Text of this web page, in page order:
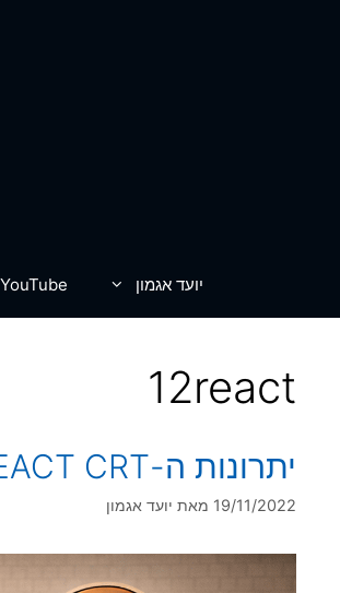
יועד אגמון YouTube
12react
יתרונות ה-REACT CRT
19/11/2022 מאת יועד אגמון